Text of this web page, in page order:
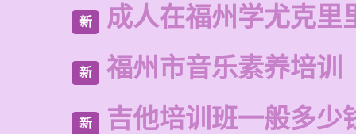
新 成人在福州学尤克里
新 福州市音乐素养培训
新 吉他培训班一般多少